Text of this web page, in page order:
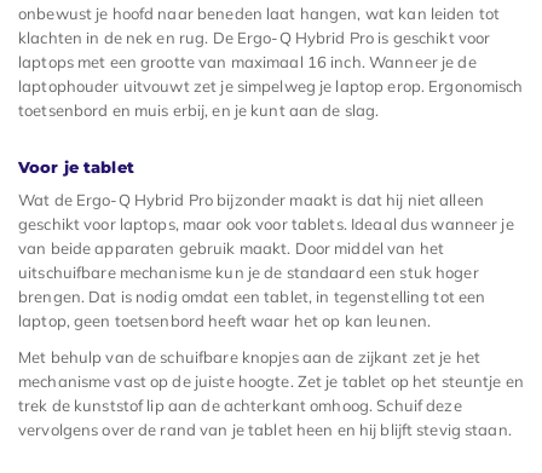
onbewust je hoofd naar beneden laat hangen, wat kan leiden tot
klachten in de nek en rug. De Ergo-Q Hybrid Pro is geschikt voor
laptops met een grootte van maximaal 16 inch. Wanneer je de
laptophouder uitvouwt zet je simpelweg je laptop erop. Ergonomisch
toetsenbord en muis erbij, en je kunt aan de slag.
Voor je tablet
Wat de Ergo-Q Hybrid Pro bijzonder maakt is dat hij niet alleen
geschikt voor laptops, maar ook voor tablets. Ideaal dus wanneer je
van beide apparaten gebruik maakt. Door middel van het
uitschuifbare mechanisme kun je de standaard een stuk hoger
brengen. Dat is nodig omdat een tablet, in tegenstelling tot een
laptop, geen toetsenbord heeft waar het op kan leunen.
Met behulp van de schuifbare knopjes aan de zijkant zet je het
mechanisme vast op de juiste hoogte. Zet je tablet op het steuntje en
trek de kunststof lip aan de achterkant omhoog. Schuif deze
vervolgens over de rand van je tablet heen en hij blijft stevig staan.